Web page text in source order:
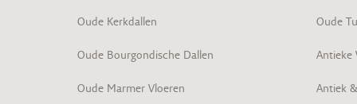
Oude Kerkdallen
Oude Bourgondische Dallen
Oude Marmer Vloeren
Oude
Antieke
Antiek